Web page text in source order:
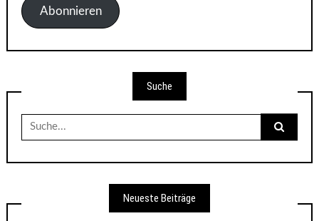
AdresseAbonnieren
Suche
Suche
nach:
Neueste Beiträge